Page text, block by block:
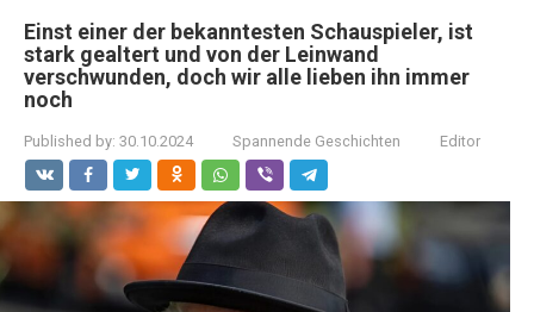
Einst einer der bekanntesten Schauspieler, ist
stark gealtert und von der Leinwand
verschwunden, doch wir alle lieben ihn immer
noch
Published by: 30.10.2024 Spannende Geschichten Editor